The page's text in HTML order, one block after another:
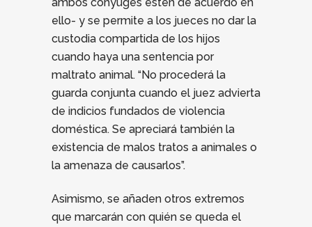
ello- y se permite a los jueces no dar la
custodia compartida de los hijos
cuando haya una sentencia por
maltrato animal. “No procederá la
guarda conjunta cuando el juez advierta
de indicios fundados de violencia
doméstica. Se apreciará también la
existencia de malos tratos a animales o
la amenaza de causarlos”.
Asimismo, se añaden otros extremos
que marcarán con quién se queda el